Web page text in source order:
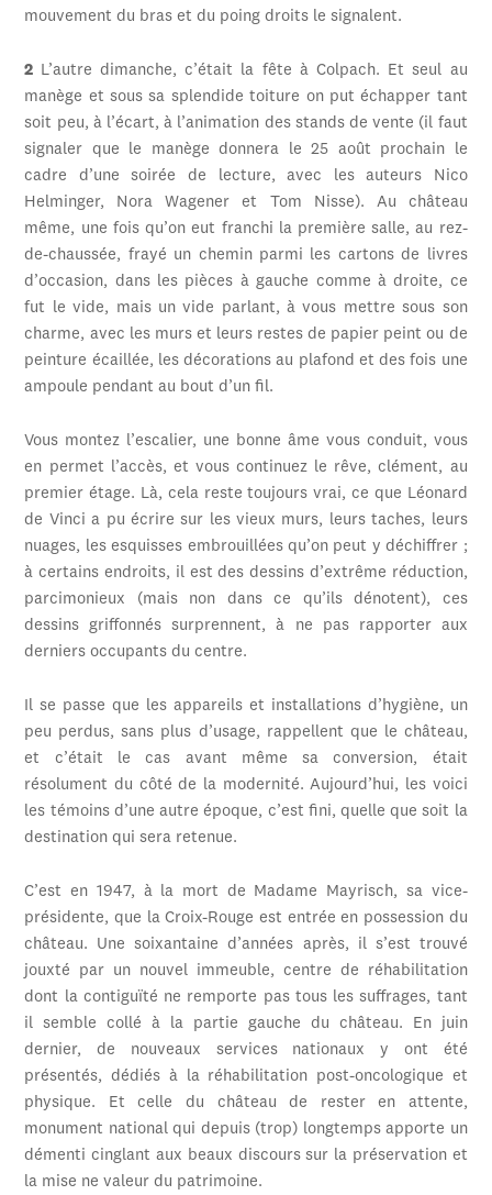
mouvement du bras et du poing droits le signalent.
2 L’autre dimanche, c’était la fête à Colpach. Et seul au
manège et sous sa splendide toiture on put échapper tant
soit peu, à l’écart, à l’animation des stands de vente (il faut
signaler que le manège donnera le 25 août prochain le
cadre d’une soirée de lecture, avec les auteurs Nico
Helminger, Nora Wagener et Tom Nisse). Au château
même, une fois qu’on eut franchi la première salle, au rez-
de-chaussée, frayé un chemin parmi les cartons de livres
d’occasion, dans les pièces à gauche comme à droite, ce
fut le vide, mais un vide parlant, à vous mettre sous son
charme, avec les murs et leurs restes de papier peint ou de
peinture écaillée, les décorations au plafond et des fois une
ampoule pendant au bout d’un fil.
Vous montez l’escalier, une bonne âme vous conduit, vous
en permet l’accès, et vous continuez le rêve, clément, au
premier étage. Là, cela reste toujours vrai, ce que Léonard
de Vinci a pu écrire sur les vieux murs, leurs taches, leurs
nuages, les esquisses embrouillées qu’on peut y déchiffrer ;
à certains endroits, il est des dessins d’extrême réduction,
parcimonieux (mais non dans ce qu’ils dénotent), ces
dessins griffonnés surprennent, à ne pas rapporter aux
derniers occupants du centre.
Il se passe que les appareils et installations d’hygiène, un
peu perdus, sans plus d’usage, rappellent que le château,
et c’était le cas avant même sa conversion, était
résolument du côté de la modernité. Aujourd’hui, les voici
les témoins d’une autre époque, c’est fini, quelle que soit la
destination qui sera retenue.
C’est en 1947, à la mort de Madame Mayrisch, sa vice-
présidente, que la Croix-Rouge est entrée en possession du
château. Une soixantaine d’années après, il s’est trouvé
jouxté par un nouvel immeuble, centre de réhabilitation
dont la contiguïté ne remporte pas tous les suffrages, tant
il semble collé à la partie gauche du château. En juin
dernier, de nouveaux services nationaux y ont été
présentés, dédiés à la réhabilitation post-oncologique et
physique. Et celle du château de rester en attente,
monument national qui depuis (trop) longtemps apporte un
démenti cinglant aux beaux discours sur la préservation et
la mise ne valeur du patrimoine.